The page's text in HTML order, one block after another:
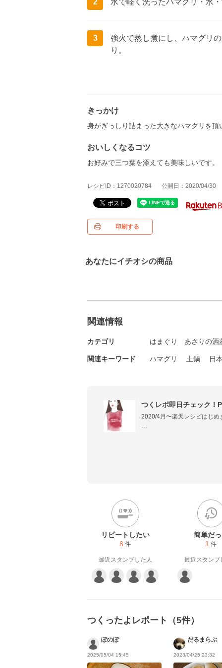
2 水で軽く洗ったハマグリ・水
3
強火で蒸し煮にし、ハマグリ
り。
きっかけ
身がぎっしり詰まった大きなハマグリを
おいしくなるコツ
お好みで三つ葉を添えても美味しいです。
レシピID：1270020784 公開日：2020/04/30
印刷する
あなたにイチオシの商品
関連情報
カテゴリ はまぐり あさりの酒
関連キーワード ハマグリ 土鍋 日
つくレポ即日チェック！
2020/4月〜楽天レシピはじめ
リピートしたい
8 件
最近スタンプした人
簡単だ
1 件
最近スタンプ
つくったよレポート（5件）
ぽのぽ
2025/05/04 15:45
だるまらぶ
2023/04/25 23:32